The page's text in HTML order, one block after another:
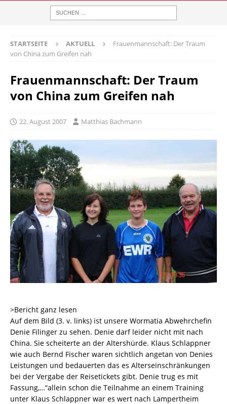
STARTSEITE AKTUELL
Frauenmannschaft: Der Traum
von China zum Greifen nah
Frauenmannschaft: Der Traum
von China zum Greifen nah
22. August 2007 Matthias Bachmann
>Bericht ganz lesen
Auf dem Bild (3. v. links) ist unsere Wormatia Abwehrchefin
Denie Filinger zu sehen. Denie darf leider nicht mit nach
China. Sie scheiterte an der Altershürde. Klaus Schlappner
wie auch Bernd Fischer waren sichtlich angetan von Denies
Leistungen und bedauerten das es Alterseinschränkungen
bei der Vergabe der Reisetickets gibt. Denie trug es mit
Fassung,…“allein schon die Teilnahme an einem Training
unter Klaus Schlappner war es wert nach Lampertheim